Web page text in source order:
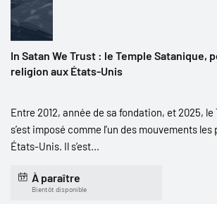
In Satan We Trust : le Temple Satanique,
religion aux États-Unis
Entre 2012, année de sa fondation, et 2025,
s’est imposé comme l’un des mouvements
États-Unis. Il s’est...
À paraître
Bientôt disponible